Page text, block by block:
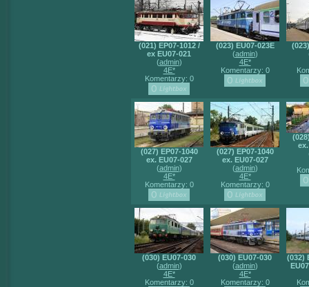
(021) EP07-1012 /
ex EU07-021
(admin)
4E*
Komentarzy: 0
(023) EU07-023E
(admin)
4E*
Komentarzy: 0
(027) EP07-1040
ex. EU07-027
(admin)
4E*
Komentarzy: 0
(027) EP07-1040
ex. EU07-027
(admin)
4E*
Komentarzy: 0
(030) EU07-030
(admin)
4E*
Komentarzy: 0
(030) EU07-030
(admin)
4E*
Komentarzy: 0
(032)